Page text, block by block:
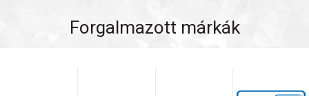
Forgalmazott márkák